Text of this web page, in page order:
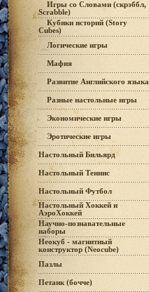
Игры со Словами (скрэббл,
Scrabble)
Кубики историй (Story
Cubes)
Логические игры
Мафия
Развитие Английского языка
Разные настольные игры
Экономические игры
Эротические игры
Настольный Бильярд
Настольный Теннис
Настольный Футбол
Настольный Хоккей и
АэроХоккей
Научно-познавательные
наборы
Неокуб - магнитный
конструктор (Neocube)
Пазлы
Петанк (бочче)